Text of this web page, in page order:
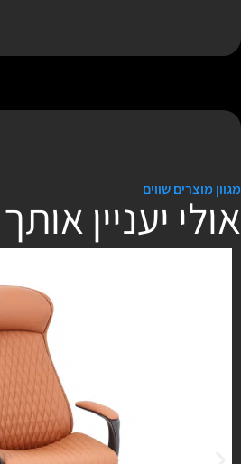
מגוון מוצרים שווים
אולי יעניין